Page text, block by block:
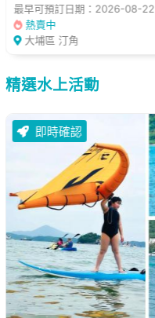
最早可預訂日期：2026-08-22
熱賣中
大埔區 汀角
精選水上活動
即時確認